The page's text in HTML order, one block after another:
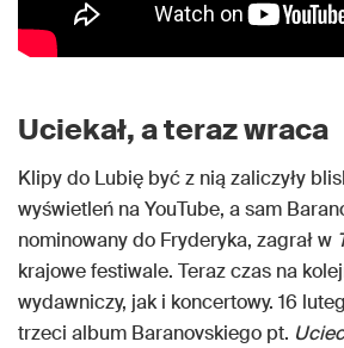
Uciekał, a teraz wraca
Klipy do Lubię być z nią zaliczyły
wyświetleń na YouTube, a sam
nominowany do Fryderyka, zagrał w
krajowe festiwale. Teraz czas na
wydawniczy, jak i koncertowy. 16
trzeci album Baranovskiego pt.